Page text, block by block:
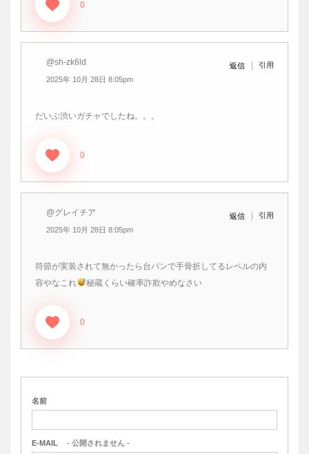
0
@sh-zk6ld
2025年 10月 28日 8:05pm
返信 引用
だいぶ渋いガチャでしたね。。。
0
@グレイチア
2025年 10月 28日 8:05pm
返信 引用
符節が実装されて無かったら台パンで手骨折してるレベルの内
容やなこれ
秘蔵くらい確率詐欺やめなさい
0
名前
E-MAIL - 公開されません -